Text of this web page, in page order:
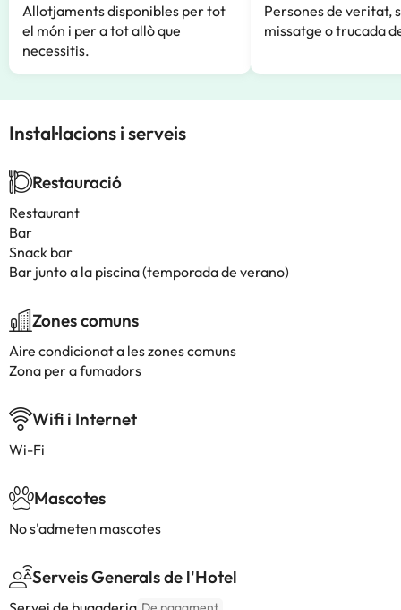
Allotjaments disponibles per tot
el món i per a tot allò que
necessitis.
Persones de veritat,
missatge o trucada
Instal·lacions i serveis
Restauració
Restaurant
Bar
Snack bar
Bar junto a la piscina (temporada de verano)
Zones comuns
Aire condicionat a les zones comuns
Zona per a fumadors
Wifi i Internet
Wi-Fi
Mascotes
No s'admeten mascotes
Serveis Generals de l'Hotel